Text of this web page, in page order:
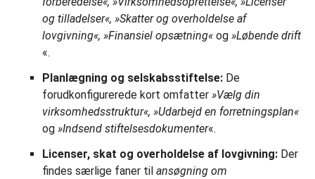
og tilladelser«, »Skatter og overholdelse af
lovgivning«, »Finansiel opsætning« og »Løbende drift
«.
Planlægning og selskabsstiftelse: De
forudkonfigurerede kort omfatter »Vælg din
virksomhedsstruktur«, »Udarbejd en forretningsplan«
og »Indsend stiftelsesdokumenter«.
Licenser, skat og overholdelse af lovgivning: Der
findes særlige faner til ansøgning om